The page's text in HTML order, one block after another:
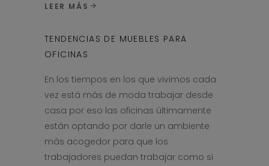
LEER MÁS
TENDENCIAS DE MUEBLES PARA
OFICINAS
En los tiempos en los que vivimos cada
vez está más de moda trabajar desde
casa por eso las oficinas últimamente
están optando por darle un ambiente
más acogedor para que los
trabajadores puedan trabajar como si